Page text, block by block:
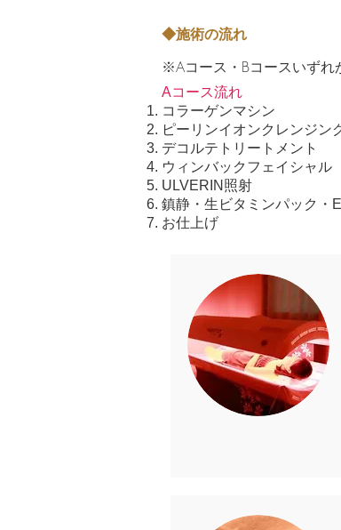
◆施術の流れ
※Aコース・Bコースいずれ
Aコース流れ
コラーゲンマシン
ピーリンイオンクレンジン
デコルテトリートメント
ウィンバックフェイシャル
ULVERIN照射
鎮静・生ビタミンパック・
お仕上げ